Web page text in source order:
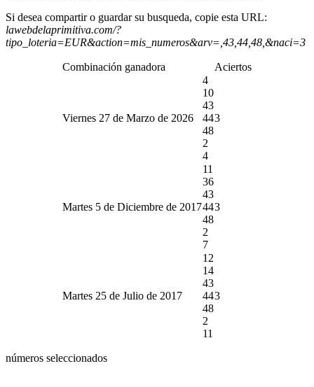
Si desea compartir o guardar su busqueda, copie esta URL:
lawebdelaprimitiva.com/?
tipo_loteria=EUR&action=mis_numeros&arv=,43,44,48,&naci=3
Combinación ganadora Aciertos
Viernes 27 de Marzo de 2026
4
10
43
44
48
2
4
3
Martes 5 de Diciembre de 2017
11
36
43
44
48
2
7
3
Martes 25 de Julio de 2017
12
14
43
44
48
2
11
3
números seleccionados